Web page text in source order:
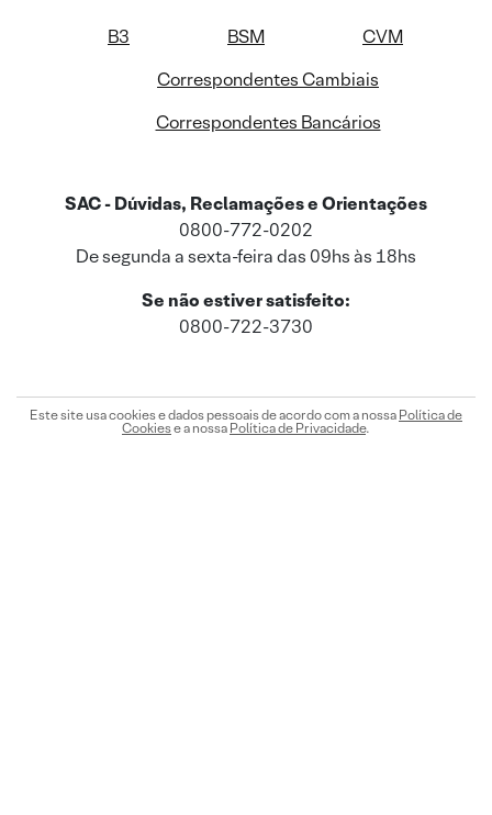
B3 BSM
CVM
Correspondentes Cambiais
Correspondentes Bancários
SAC - Dúvidas, Reclamações e Orientações
0800-772-0202
De segunda a sexta-feira das 09hs às 18hs
Se não estiver satisfeito:
0800-722-3730
Este site usa cookies e dados pessoais de acordo com a nossa Política de
Cookiese a nossa Política de Privacidade.